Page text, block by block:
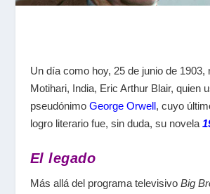
Un día como hoy, 25 de junio de 1903,
Motihari, India, Eric Arthur Blair, quien
pseudónimo George Orwell, cuyo
logro literario fue, sin duda, su novela
El legado
Más allá del programa televisivo Big